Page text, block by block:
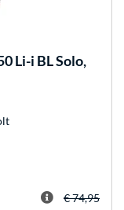
Li-i BL Solo,
€ 74,95